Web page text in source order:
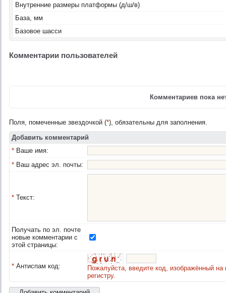
Внутренние размеры платформы (д/ш/в)
База, мм
Базовое шасси
Комментарии пользователей
Комментариев пока
Поля, помеченные звездочкой (*), обязательны для заполнения.
Добавить комментарий
* Ваше имя:
* Ваш адрес эл. почты:
* Текст:
Получать по эл. почте
новые комментарии с
этой страницы:
* Антиспам код:
Пожалуйста, введите код, изображённый
регистру.